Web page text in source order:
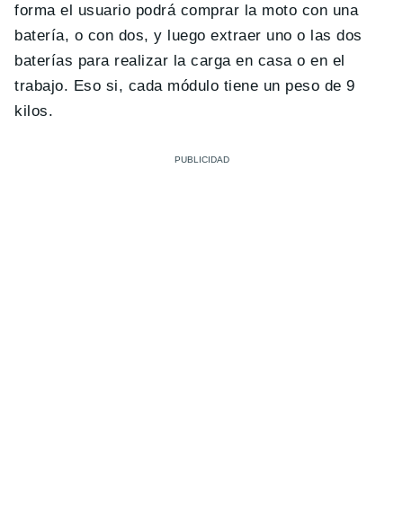
forma el usuario podrá comprar la moto con una
batería, o con dos, y luego extraer uno o las dos
baterías para realizar la carga en casa o en el
trabajo. Eso si, cada módulo tiene un peso de 9
kilos.